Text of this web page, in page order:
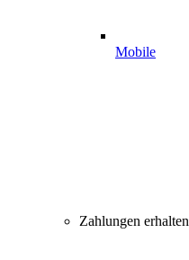
Mobile
Zahlungen erhalten